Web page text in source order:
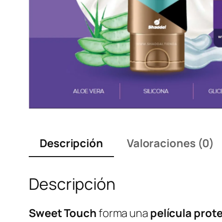
Descripción Valoraciones (0)
Descripción
Sweet Touchforma una película